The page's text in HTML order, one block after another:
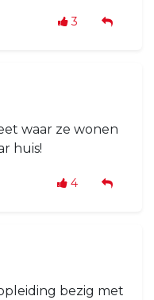
3
waar ze wonen
huis!
4
bezig met